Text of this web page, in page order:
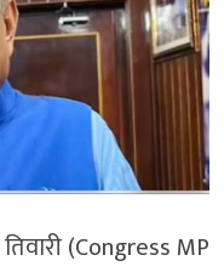
(Congress MP